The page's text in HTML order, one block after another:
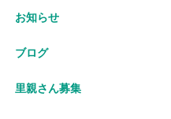
お知らせ
ブログ
里親さん募集